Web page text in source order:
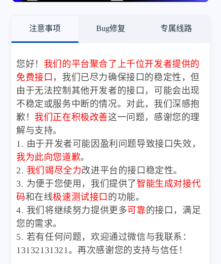
注意事项 Bug修复 专属线路
您好！ 我们的平台聚合了上千位开发者提供的
免费接口 ，我们已尽力确保接口的稳定性，但
由于无法控制其他开发者的接口，可能会出现
不稳定或服务中断的情况。对此，我们深感抱
歉！ 我们正在积极改善这一问题，感谢您的理
解与支持。
1. 由于开发者可能因盈利问题导致接口失效，
我为此向您道歉。
2. 我们竭尽全力改进平台的接口稳定性。
3. 为便于您使用，我们提供了智能生成对接代
码和在线极速测试接口 的功能。
4. 我们将继续努力提供更多可靠的接口，满足
您的需求。
5. 若有任何问题，欢迎通过微信与我联系：
13132131321。再次感谢您的支持与信任！